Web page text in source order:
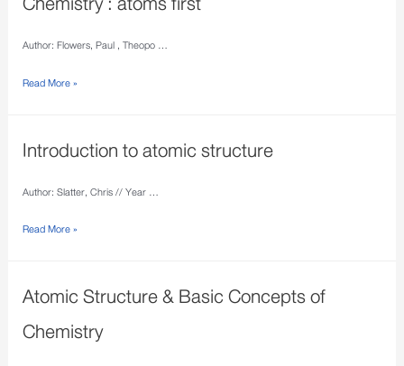
Chemistry : atoms first
Author: Flowers, Paul , Theopo …
Read More »
Introduction to atomic structure
Author: Slatter, Chris // Year …
Read More »
Atomic Structure & Basic Concepts of
Chemistry